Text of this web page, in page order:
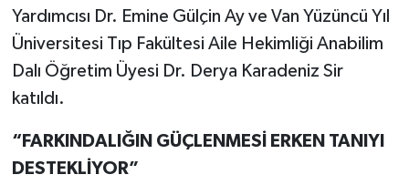
Yardımcısı Dr. Emine Gülçin Ay ve Van Yüzüncü Yıl
Üniversitesi Tıp Fakültesi Aile Hekimliği Anabilim
Dalı Öğretim Üyesi Dr. Derya Karadeniz Sir
katıldı.
“FARKINDALIĞIN GÜÇLENMESİ ERKEN TANIYI
DESTEKLİYOR”